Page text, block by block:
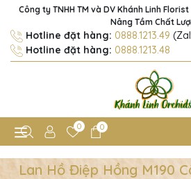
Công ty TNHH TM và DV Khánh Linh
Nâng Tầm Chất
Hotline đặt hàng: 0888.1213.49
Hotline đặt hàng: 0888.1213.48
0 0
Lan Hồ Điệp Hồng M190